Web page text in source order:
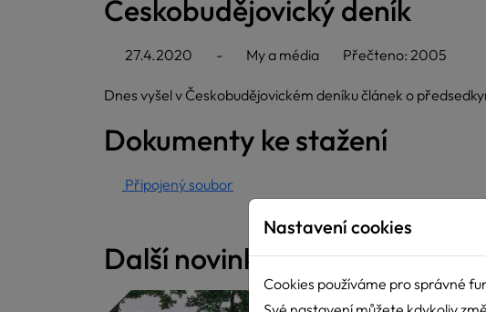
Českobudějovický deník
27.4.2020 - My a média Přečteno: 2005
Dnes vyšel v Českobudějovickém deníku článek o
Dokumenty ke stažení
Připojený soubor
Další novinky
Nastavení cookies
Cookies používáme pro správné